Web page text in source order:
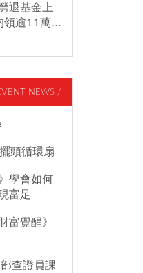
退基金上
領逾11萬...
NEWS /
頭循環扇
學會如何
富足
富覺醒》
查證員課